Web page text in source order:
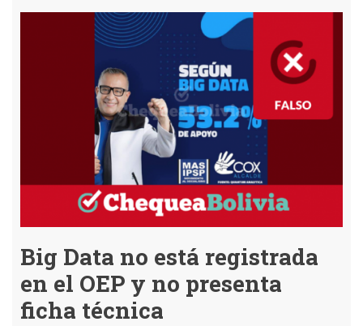
utiliza
información
falsa
en
contra
de
una
senadora
de
Creemos
Big Data no está registrada
en el OEP y no presenta
ficha técnica